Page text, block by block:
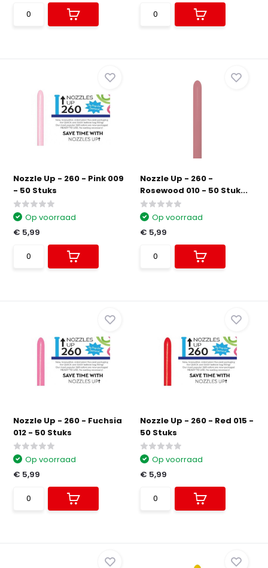
Nozzle Up - 260 - Pink 009
- 50 Stuks
Op voorraad
€ 5,99
Nozzle Up - 260 -
Rosewood 010 - 50 Stuk...
Op voorraad
€ 5,99
Nozzle Up - 260 - Fuchsia
012 - 50 Stuks
Op voorraad
€ 5,99
Nozzle Up - 260 - Red 015 -
50 Stuks
Op voorraad
€ 5,99